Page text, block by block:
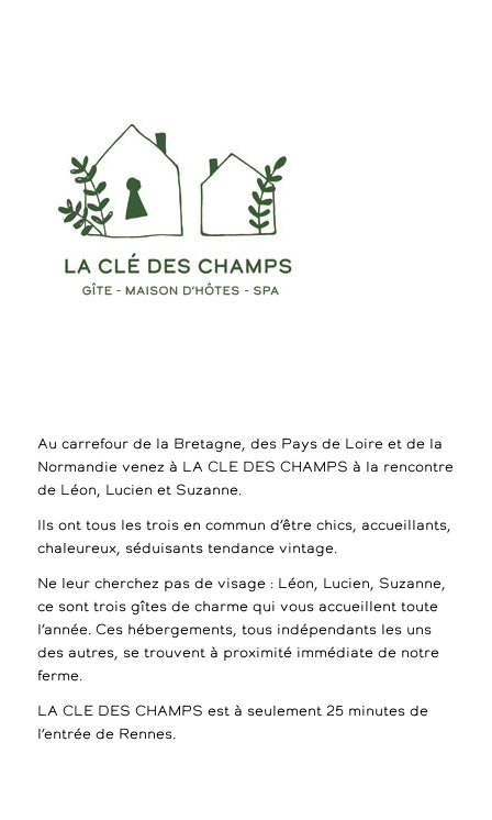
Au carrefour de la Bretagne, des Pays de Loire et de la
Normandie venez à LA CLE DES CHAMPS à la rencontre
de Léon, Lucien et Suzanne.
Ils ont tous les trois en commun d’être chics, accueillants,
chaleureux, séduisants tendance vintage.
Ne leur cherchez pas de visage : Léon, Lucien, Suzanne,
ce sont trois gîtes de charme qui vous accueillent toute
l’année. Ces hébergements, tous indépendants les uns
des autres, se trouvent à proximité immédiate de notre
ferme.
LA CLE DES CHAMPS est à seulement 25 minutes de
l’entrée de Rennes.